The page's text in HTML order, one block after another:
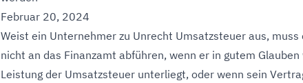
Februar 20, 2024
Weist ein Unternehmer zu Unrecht Umsatzsteuer aus, muss
nicht an das Finanzamt abführen, wenn er in gutem Glauben
Leistung der Umsatzsteuer unterliegt, oder wenn sein